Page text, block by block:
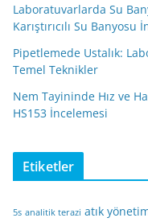
Laboratuvarlarda Su
Karıştırıcılı Su Banyosu
Pipetlemede Ustalık:
Temel Teknikler
Nem Tayininde Hız ve
HS153 İncelemesi
Etiketler
5s analitik terazi atık